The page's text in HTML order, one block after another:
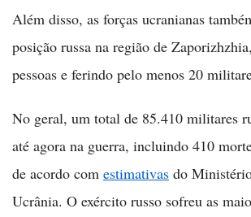
Além disso, as forças ucranianas
posição russa na região de
pessoas e ferindo pelo menos 20
No geral, um total de 85.410 militares
até agora na guerra, incluindo 410
de acordo com estimativas do
Ucrânia. O exército russo sofreu as